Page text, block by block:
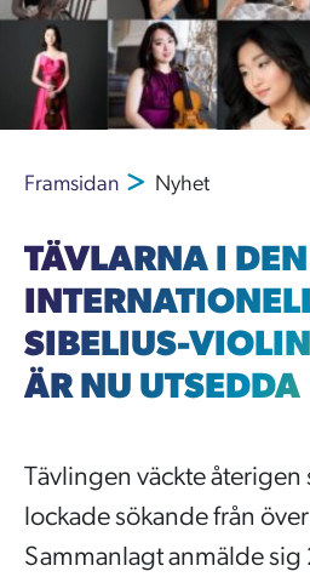
Framsidan Nyhet
TÄVLARNA I DEN
SIBELIUS-
ÄR NU UTSEDDA
Tävlingen väckte återigen
lockade sökande från
Sammanlagt anmälde sig